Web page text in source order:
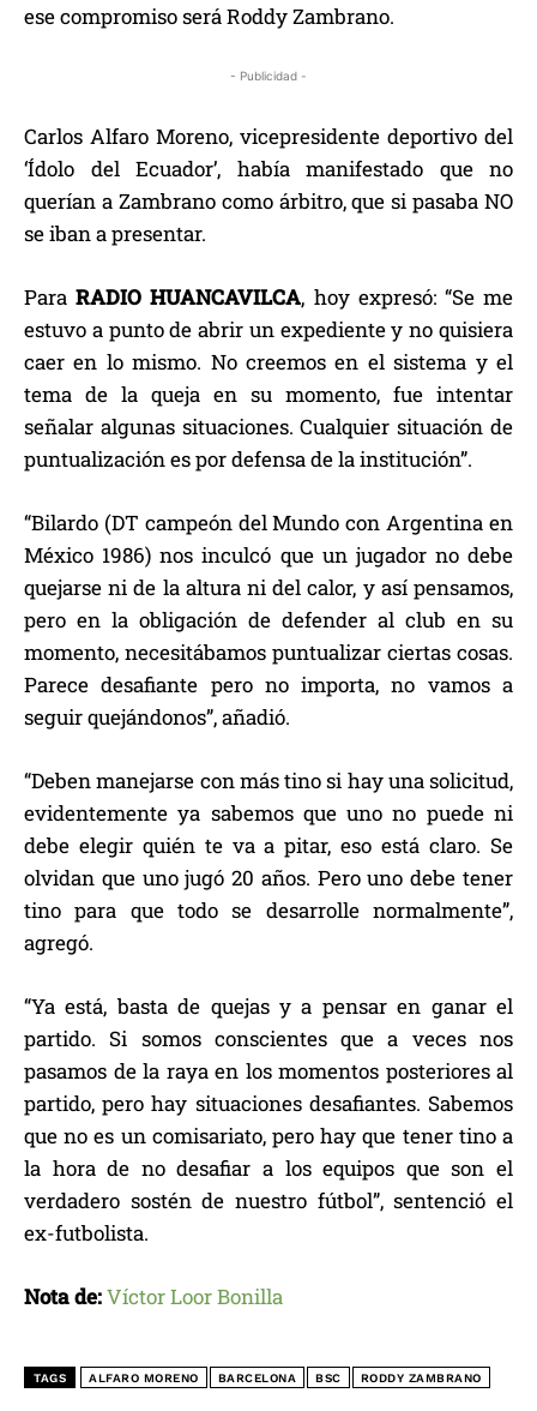
ese compromiso será Roddy Zambrano.
- Publicidad -
Carlos Alfaro Moreno, vicepresidente deportivo del
‘Ídolo del Ecuador’, había manifestado que no
querían a Zambrano como árbitro, que si pasaba NO
se iban a presentar.
ParaRADIO HUANCAVILCA, hoy expresó: “Se me
estuvo a punto de abrir un expediente y no quisiera
caer en lo mismo. No creemos en el sistema y el
tema de la queja en su momento, fue intentar
señalar algunas situaciones. Cualquier situación de
puntualización es por defensa de la institución”.
“Bilardo (DT campeón del Mundo con Argentina en
México 1986) nos inculcó que un jugador no debe
quejarse ni de la altura ni del calor, y así pensamos,
pero en la obligación de defender al club en su
momento, necesitábamos puntualizar ciertas cosas.
Parece desafiante pero no importa, no vamos a
seguir quejándonos”, añadió.
“Deben manejarse con más tino si hay una solicitud,
evidentemente ya sabemos que uno no puede ni
debe elegir quién te va a pitar, eso está claro. Se
olvidan que uno jugó 20 años. Pero uno debe tener
tino para que todo se desarrolle normalmente”,
agregó.
“Ya está, basta de quejas y a pensar en ganar el
partido. Si somos conscientes que a veces nos
pasamos de la raya en los momentos posteriores al
partido, pero hay situaciones desafiantes. Sabemos
que no es un comisariato, pero hay que tener tino a
la hora de no desafiar a los equipos que son el
verdadero sostén de nuestro fútbol”, sentenció el
ex-futbolista.
Nota de:Víctor Loor Bonilla
TAGS ALFARO MORENO BARCELONA BSC RODDY ZAMBRANO